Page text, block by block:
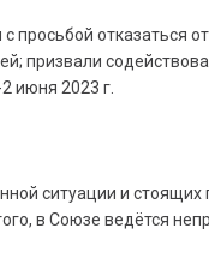
отказаться
призвали
июня 2023 г.
ситуации и
в Союзе ведётся